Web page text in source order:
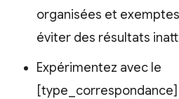
organisées et
éviter des résultats
Expérimentez avec le